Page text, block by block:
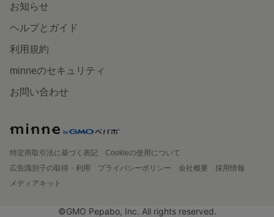
お知らせ
ヘルプとガイド
利用規約
minneのセキュリティ
お問い合わせ
特定商取引法に基づく表記
Cookieの使用について
広告識別子の取得・利用
プライバシーポリシー 会社概要
採用情報
メディアキット
©GMO Pepabo, Inc. All rights reserved.